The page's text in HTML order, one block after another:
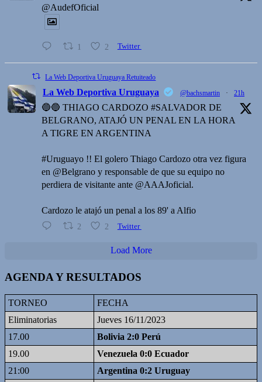
@AudefOficial
1 2 Twitter
La Web Deportiva Uruguaya Retuiteado
La Web Deportiva Uruguaya @bachsmartin · 21h
🔵🔵 THIAGO CARDOZO #SALVADOR DE
BELGRANO, ATAJÓ UN PENAL EN LA HORA
A TIGRE EN ARGENTINA
#Uruguayo !! El golero Thiago Cardozo otra vez figura
en @Belgrano y responsable de que su equipo no
perdiera de visitante ante @AAAJoficial.
Cardozo le atajó un penal a los 89' a Alfio
2 2 Twitter
Load More
AGENDA Y RESULTADOS
TORNEO
FECHA
Eliminatorias
Jueves 16/11/2023
17.00
Bolivia 2:0 Perú
19.00
Venezuela 0:0 Ecuador
21:00
Argentina 0:2 Uruguay